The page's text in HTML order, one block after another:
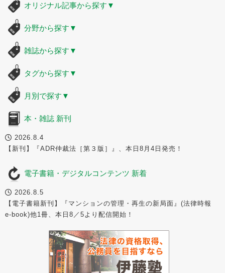
オリジナル記事から探す ▼
分野から探す ▼
雑誌から探す ▼
タグから探す ▼
月別で探す ▼
本・雑誌 新刊
2026.8.4
【新刊】『ADR仲裁法［第３版］』、本日8月4日発売！
電子書籍・デジタルコンテンツ 新着
2026.8.5
【電子書籍新刊】『マンションの管理・再生の新局面』(法律時報
e-book)他1冊、本日8／5より配信開始！